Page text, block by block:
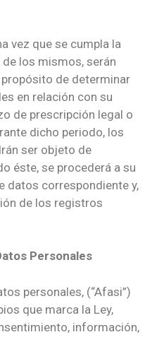
vez que se cumpla la
los mismos, serán
de determinar
en relación con su
de prescripción legal o
dicho periodo, los
ser objeto de
éste, se procederá a su
datos correspondiente y,
de los registros
Personales
personales, (“Afasi”)
que marca la Ley,
información,